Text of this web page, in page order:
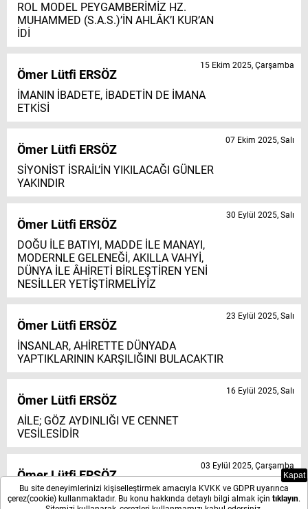
ROL MODEL PEYGAMBERİMİZ HZ.
MUHAMMED (S.A.S.)’İN AHLÂK’I KUR’AN
İDİ
Ömer Lütfi ERSÖZ
İMANIN İBADETE, İBADETİN DE İMANA
ETKİSİ
15 Ekim 2025, Çarşamba
Ömer Lütfi ERSÖZ
SİYONİST İSRAİL’İN YIKILACAĞI GÜNLER
YAKINDIR
07 Ekim 2025, Salı
Ömer Lütfi ERSÖZ
DOĞU İLE BATIYI, MADDE İLE MANAYI,
MODERNLE GELENEĞİ, AKILLA VAHYİ,
DÜNYA İLE ÂHİRETİ BİRLEŞTİREN YENİ
NESİLLER YETİŞTİRMELİYİZ
30 Eylül 2025, Salı
Ömer Lütfi ERSÖZ
İNSANLAR, AHİRETTE DÜNYADA
YAPTIKLARININ KARŞILIĞINI BULACAKTIR
23 Eylül 2025, Salı
Ömer Lütfi ERSÖZ
AİLE; GÖZ AYDINLIĞI VE CENNET
VESİLESİDİR
16 Eylül 2025, Salı
Ömer Lütfi ERSÖZ
NUMUNE-İ İMTİSAL PEYGAMBERİMİZ HZ.
03 Eylül 2025, Çarşamba
Bu site deneyimlerinizi kişiselleştirmek amacıyla KVKK ve GDPR uyarınca
çerez(cookie) kullanmaktadır. Bu konu hakkında detaylı bilgi almak için tıklayın.
Kapat